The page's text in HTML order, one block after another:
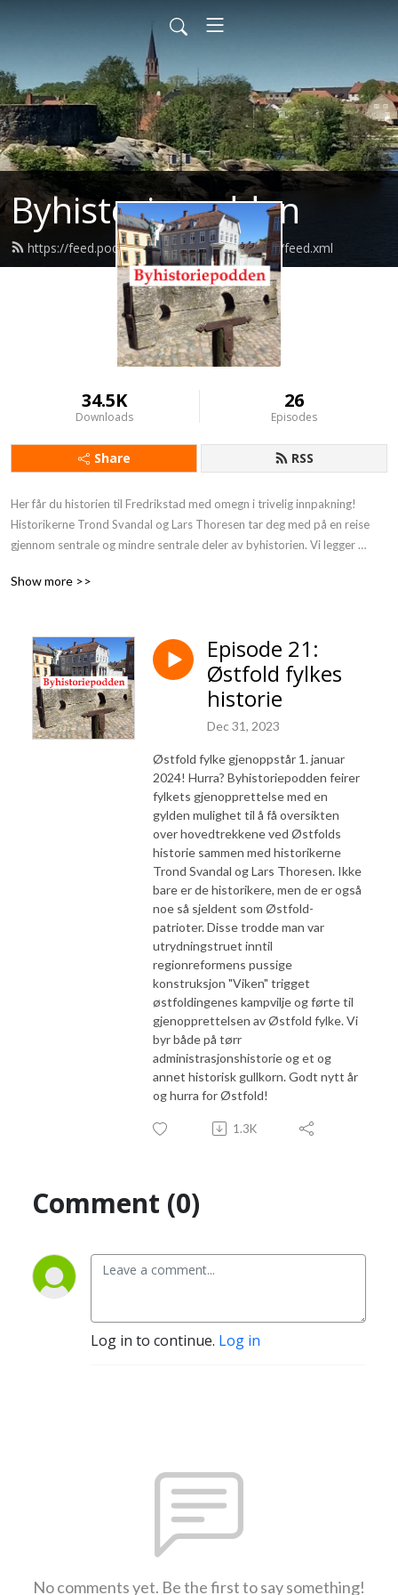
Byhistoriepodden
https://feed.podbean.com/byhistoriepodden/feed.xml
34.5K
Downloads
26
Episodes
Share RSS
Her får du historien til Fredrikstad med omegn i trivelig innpakning!
Historikerne Trond Svandal og Lars Thoresen tar deg med på en reise
gjennom sentrale og mindre sentrale deler av byhistorien. Vi legger
anledning til å utvide omegnsforståelsen noe.
Show more >>
Episode 21:
Østfold fylkes
historie
Dec 31, 2023
Østfold fylke gjenoppstår 1. januar
2024! Hurra? Byhistoriepodden feirer
fylkets gjenopprettelse med en
gylden mulighet til å få oversikten
over hovedtrekkene ved Østfolds
historie sammen med historikerne
Trond Svandal og Lars Thoresen. Ikke
bare er de historikere, men de er også
noe så sjeldent som Østfold-
patrioter. Disse trodde man var
utrydningstruet inntil
regionreformens pussige
konstruksjon "Viken" trigget
østfoldingenes kampvilje og førte til
gjenopprettelsen av Østfold fylke. Vi
byr både på tørr
administrasjonshistorie og et og
annet historisk gullkorn. Godt nytt år
og hurra for Østfold!
1.3K
Comment (0)
Log in to continue. Log in
No comments yet. Be the first to say something!